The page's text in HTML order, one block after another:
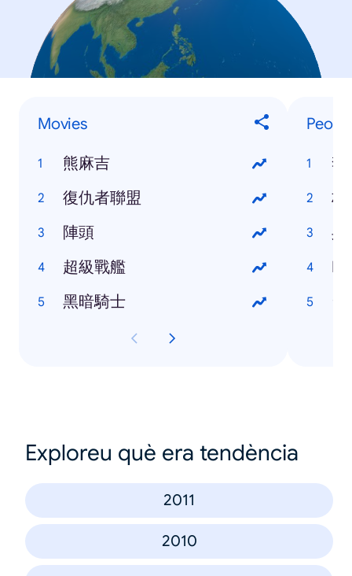
Movies
熊麻吉
復仇者聯盟
陣頭
超級戰艦
黑暗騎士
李
林
吳
台
Exploreu què era tendència
2011
2010